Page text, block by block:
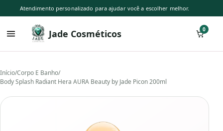
Atendimento personalizado para ajudar você a escolher melhor.
Jade Cosméticos 0
Início/Corpo E Banho/
Body Splash Radiant Hera AURA Beauty by Jade Picon 200ml